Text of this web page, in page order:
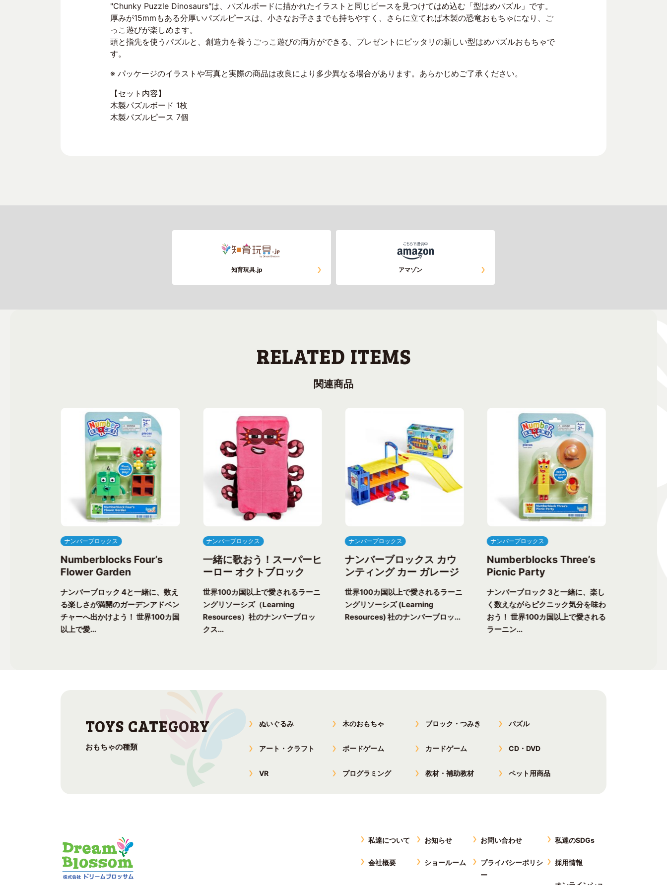
"Chunky Puzzle Dinosaurs"は、パズルボードに描かれたイラストと同じピースを見つけてはめ込む「型はめパズル」です。
厚みが15mmもある分厚いパズルピースは、小さなお子さまでも持ちやすく、さらに立てれば木製の恐竜おもちゃになり、ご
っこ遊びが楽しめます。
頭と指先を使うパズルと、創造力を養うごっこ遊びの両方ができる、プレゼントにピッタリの新しい型はめパズルおもちゃで
す。
※ パッケージのイラストや写真と実際の商品は改良により多少異なる場合があります。あらかじめご了承ください。
【セット内容】
木製パズルボード 1枚
木製パズルピース 7個
知育玩具.jp アマゾン
関連商品
ナンバーブロックス
Numberblocks Four’s
Flower Garden
ナンバーブロック 4と一緒に、数え
る楽しさが満開のガーデンアドベン
チャーへ出かけよう！ 世界100カ国
以上で愛...
ナンバーブロックス
一緒に歌おう！スーパーヒ
ーロー オクトブロック
世界100カ国以上で愛されるラーニ
ングリソーシズ（Learning
Resources）社のナンバーブロッ
クス...
ナンバーブロックス
ナンバーブロックス カウ
ンティング カー ガレージ
世界100カ国以上で愛されるラーニ
ングリソーシズ (Learning
Resources) 社のナンバーブロッ...
ナンバーブロックス
Numberblocks Three’s
Picnic Party
ナンバーブロック 3と一緒に、楽し
く数えながらピクニック気分を味わ
おう！ 世界100カ国以上で愛される
ラーニン...
おもちゃの種類
ぬいぐるみ 木のおもちゃ ブロック・つみき パズル
アート・クラフト ボードゲーム カードゲーム CD・DVD
VR プログラミング 教材・補助教材 ペット用商品
私達について
会社概要
お知らせ
ショールーム
お問い合わせ
プライバシーポリシ
ー
私達のSDGs
採用情報